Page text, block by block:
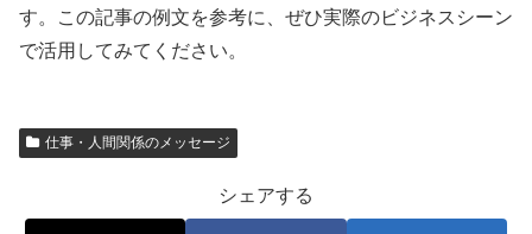
す。この記事の例文を参考に、ぜひ実際のビジネスシーン
で活用してみてください。
仕事・人間関係のメッセージ
シェアする